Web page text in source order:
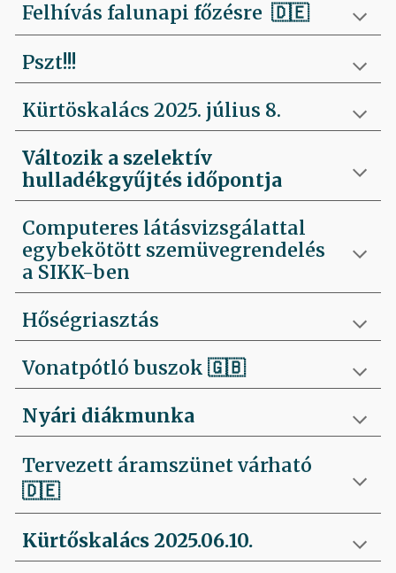
Felhívás falunapi főzésre🇩🇪
Pszt!!!
Kürtöskalács 2025. július 8.
Változik a szelektív
hulladékgyűjtés időpontja
Computeres látásvizsgálattal
egybekötött szemüvegrendelés
a SIKK-ben
Hőségriasztás
Vonatpótló buszok 🇬🇧
Nyári diákmunka
Tervezett áramszünet várható
🇩🇪
Kürtőskalács 2025.06.10.